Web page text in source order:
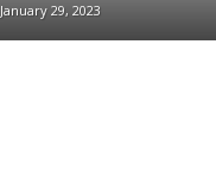
January 29, 2023